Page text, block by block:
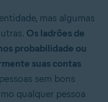
mas algumas
Os ladrões de
probabilidade ou
suas contas
sem bons
qualquer pessoa